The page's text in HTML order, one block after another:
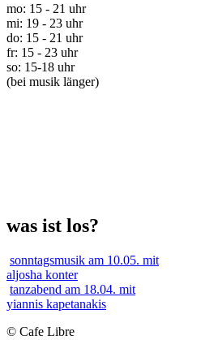
mo: 15 - 21 uhr
mi: 19 - 23 uhr
do: 15 - 21 uhr
fr: 15 - 23 uhr
so: 15-18 uhr
(bei musik länger)
was ist los?
sonntagsmusik am 10.05. mit
aljosha konter
tanzabend am 18.04. mit
yiannis kapetanakis
© Cafe Libre